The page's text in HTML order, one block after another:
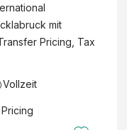
mit
Pricing, Tax
Vollzeit